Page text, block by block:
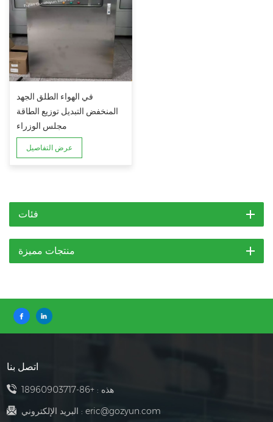
في الهواء الطلق الجهد
المنخفض التبديل توزيع الطاقة
مجلس الوزراء
عرض التفاصيل
فئات
منتجات مميزة
اتصل بنا
هذه :+86-18960903717
البريد الإلكتروني : eric@gozyun.com